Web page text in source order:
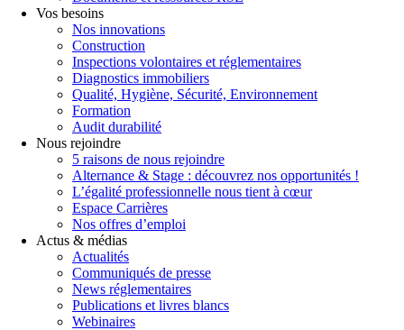
Vos besoins
Nos innovations
Construction
Inspections volontaires et réglementaires
Diagnostics immobiliers
Qualité, Hygiène, Sécurité, Environnement
Formation
Audit durabilité
Nous rejoindre
5 raisons de nous rejoindre
Alternance & Stage : découvrez nos opportunités !
L’égalité professionnelle nous tient à cœur
Espace Carrières
Nos offres d’emploi
Actus & médias
Actualités
Communiqués de presse
News réglementaires
Publications et livres blancs
Webinaires